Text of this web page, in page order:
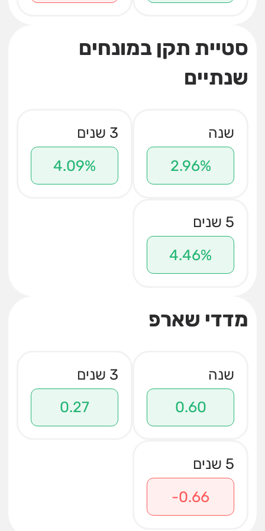
סטיית תקן במונחים
שנתיים
שנה
2.96%
3 שנים
4.09%
5 שנים
4.46%
מדדי שארפ
שנה
0.60
3 שנים
0.27
5 שנים
-0.66